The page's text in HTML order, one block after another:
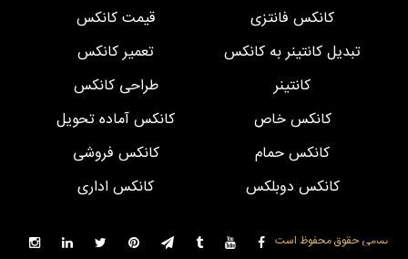
کانکس فانتزی
قیمت کانکس
تبدیل کانتینر به کانکس
تعمیر کانکس
کانتینر
طراحی کانکس
کانکس خاص
کانکس آماده تحویل
کانکس حمام
کانکس فروشی
کانکس دوبلکس
کانکس اداری
تمامی حقوق محفوظ است